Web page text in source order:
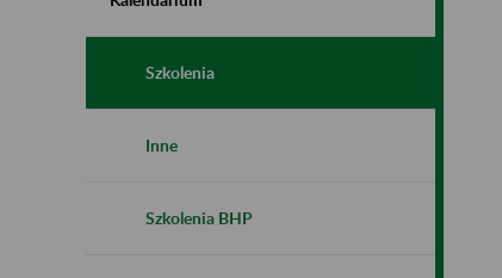
Szkolenia
Inne
Szkolenia BHP